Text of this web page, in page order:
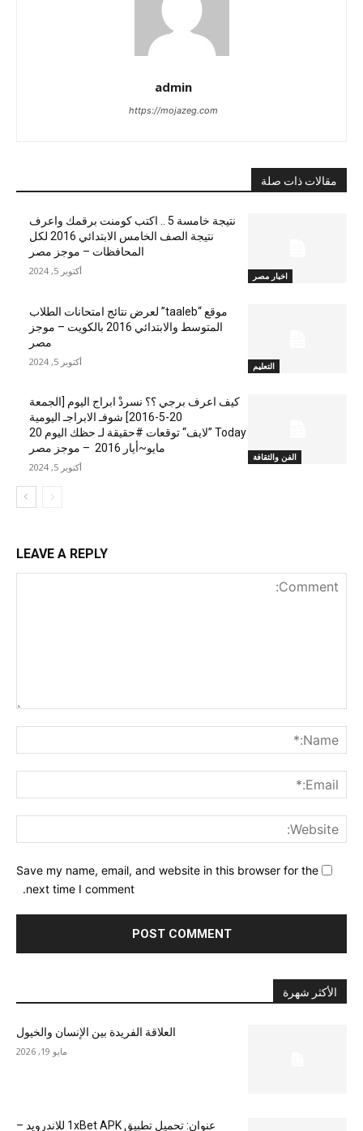
admin
https://mojazeg.com
مقالات ذات صلة
اخبار مصر
نتيجة خامسة 5 .. اكتب كومنت برقمك واعرف
نتيجة الصف الخامس الابتدائي 2016 لكل
المحافظات – موجز مصر
أكتوبر 5, 2024
التعليم
موقع “taaleb” لعرض نتائج امتحانات الطلاب
المتوسط والابتدائي 2016 بالكويت – موجز
مصر
أكتوبر 5, 2024
الفن والثقافة
كيف اعرف برجي ؟؟ نسردْ ابراج اليوم [الجمعة
20-5-2016] شوفـ الابراجـ اليومية
Today ”لايف“ توقعات #حقيقة لـ حظك اليوم 20
مايو~أيار 2016 – موجز مصر
أكتوبر 5, 2024
LEAVE A REPLY
Save my name, email, and website in this browser for the
next time I comment.
الأكثر شهرة
العلاقة الفريدة بين الإنسان والخيول
مايو 19, 2026
عنوان: تحميل تطبيق 1xBet APK للاندرويد –